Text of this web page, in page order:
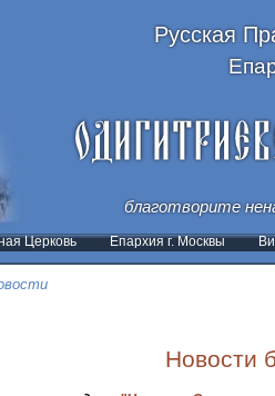
Русская
Церковь Епархия г. Москвы
Новости